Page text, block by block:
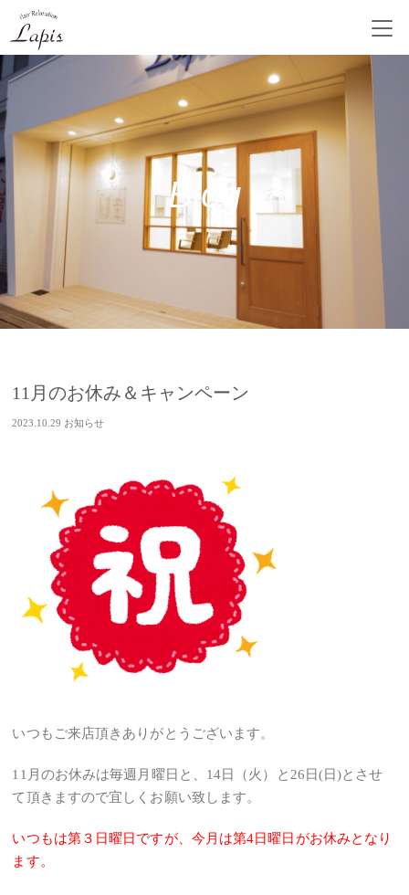
Blog
11月のお休み＆キャンペーン
2023.10.29 お知らせ
いつもご来店頂きありがとうございます。
11月のお休みは毎週月曜日と、14日（火）と26日(日)とさせ
て頂きますので宜しくお願い致します。
いつもは第３日曜日ですが、 今月は第4日曜日がお休みとなり
ます。